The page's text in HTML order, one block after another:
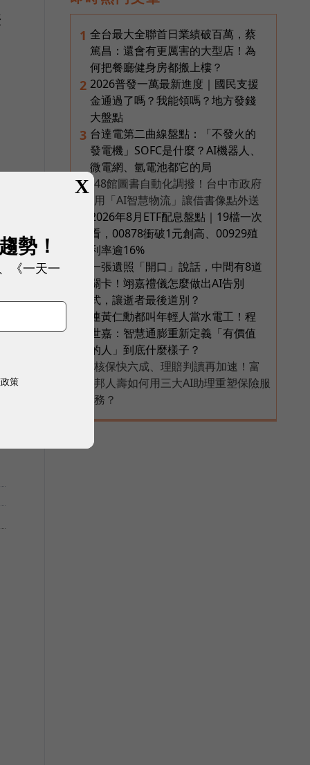
1 全台最大全聯首日業績破百萬，蔡
篤昌：還會有更厲害的大型店！為
何把餐廳健身房都搬上樓？
2 2026普發一萬最新進度｜國民支援
金通過了嗎？我能領嗎？地方發錢
大盤點
3 台達電第二曲線盤點：「不發火的
發電機」SOFC是什麼？AI機器人、
微電網、氫電池都它的局
PR
48館圖書自動化調撥！台中市政府
用「AI智慧物流」讓借書像點外送
2026年8月ETF配息盤點｜19檔一次
看，00878衝破1元創高、00929殖
利率逾16%
一張遺照「開口」說話，中間有8道
關卡！翊嘉禮儀怎麼做出AI告別
式，讓逝者最後道別？
連黃仁勳都叫年輕人當水電工！程
世嘉：智慧通膨重新定義「有價值
的人」到底什麼樣子？
核保快六成、理賠判讀再加速！富
邦人壽如何用三大AI助理重塑保險服
務？
X
勢！
《一天一
策